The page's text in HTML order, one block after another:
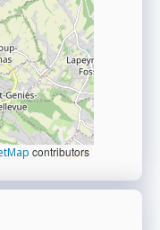
contributors